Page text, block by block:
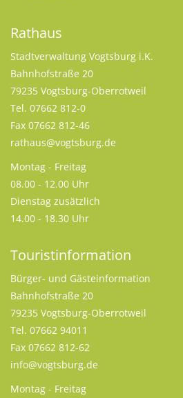
Rathaus
Stadtverwaltung Vogtsburg i.K.
Bahnhofstraße 20
79235 Vogtsburg-Oberrotweil
Tel. 07662 812-0
Fax 07662 812-46
rathaus@vogtsburg.de
Montag - Freitag
08.00 - 12.00 Uhr
Dienstag zusätzlich
14.00 - 18.30 Uhr
Touristinformation
Bürger- und Gästeinformation
Bahnhofstraße 20
79235 Vogtsburg-Oberrotweil
Tel. 07662 94011
Fax 07662 812-62
info@vogtsburg.de
Montag - Freitag